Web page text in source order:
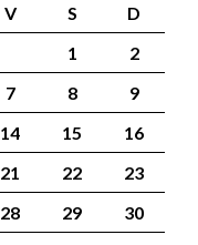
V S
D
1
2
7 8
9
14 15
16
21 22
23
28 29
30